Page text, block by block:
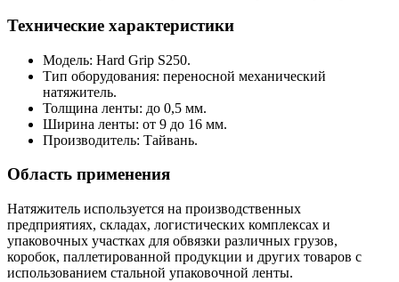
Технические характеристики
Модель: Hard Grip S250.
Тип оборудования: переносной механический
натяжитель.
Толщина ленты: до 0,5 мм.
Ширина ленты: от 9 до 16 мм.
Производитель: Тайвань.
Область применения
Натяжитель используется на производственных
предприятиях, складах, логистических комплексах и
упаковочных участках для обвязки различных грузов,
коробок, паллетированной продукции и других товаров с
использованием стальной упаковочной ленты.